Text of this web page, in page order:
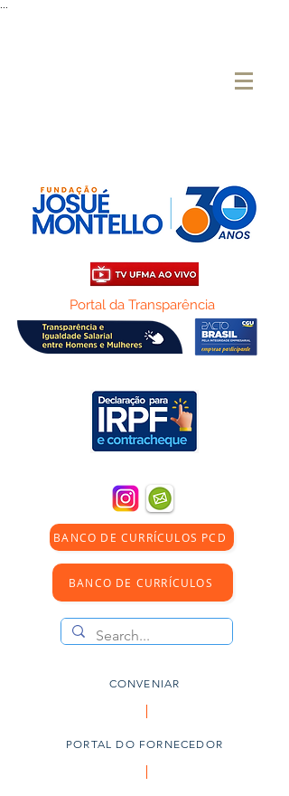
Portal da Transparência
BANCO DE CURRÍCULOS PCD
BANCO DE CURRÍCULOS
CONVENIAR
PORTAL DO FORNECEDOR